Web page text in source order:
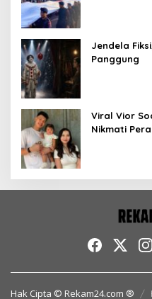
Jendela
Panggung
Viral Vior
Nikmati
Hak Cipta © Rekam24.com ®